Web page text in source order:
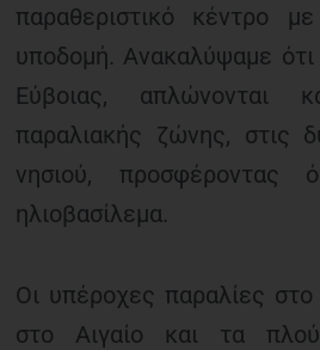
παραθεριστικό κέντρο
υποδομή. Ανακαλύψαμε
Εύβοιας, απλώνονται
παραλιακής ζώνης, στις
νησιού, προσφέροντας
ηλιοβασίλεμα.
Οι υπέροχες παραλίες στο
στο Αιγαίο και τα